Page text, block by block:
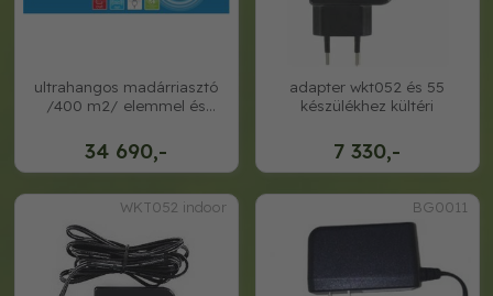
34 690,-
ultrahangos madárriasztó
/400 m2/ elemmel és
7 330,-
adapter wkt052 és 55
készülékhez kültéri
WKT052 indoor BG0011